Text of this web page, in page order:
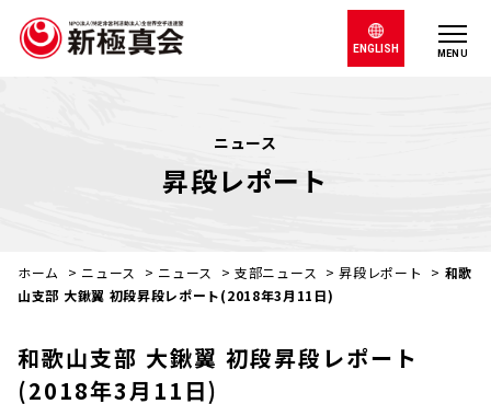
MENU
ENGLISH
ニュース
昇段レポート
ホーム > ニュース > ニュース >支部ニュース >昇段レポート > 和歌
山支部 大鍬翼 初段昇段レポート(2018年3月11日)
和歌山支部 大鍬翼 初段昇段レポート
(2018年3月11日)